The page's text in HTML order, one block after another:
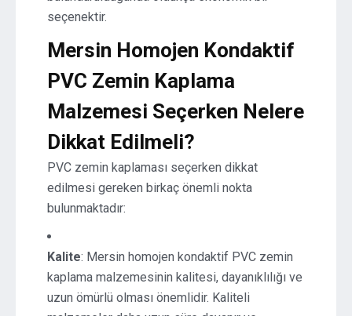
seçenektir.
Mersin Homojen Kondaktif
PVC Zemin Kaplama
Malzemesi Seçerken Nelere
Dikkat Edilmeli?
PVC zemin kaplaması seçerken dikkat
edilmesi gereken birkaç önemli nokta
bulunmaktadır:
Kalite: Mersin homojen kondaktif PVC zemin
kaplama malzemesinin kalitesi, dayanıklılığı ve
uzun ömürlü olması önemlidir. Kaliteli